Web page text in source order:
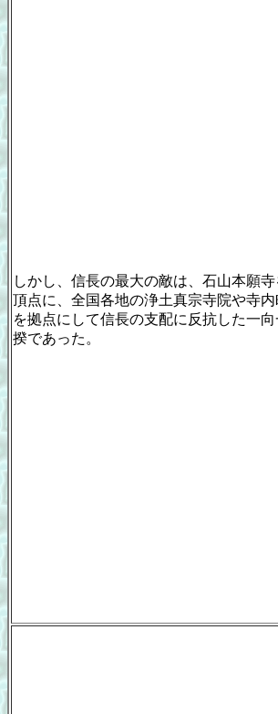
しかし、信長の最大の敵は、石山本願寺
頂点に、全国各地の浄土真宗寺院や寺内
を拠点にして信長の支配に反抗した一向
揆であった。